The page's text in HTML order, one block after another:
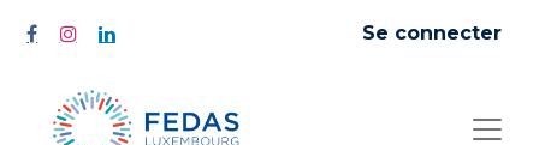
Se connecter